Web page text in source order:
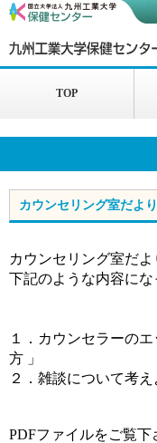
TOP
カウンセリング室だよ
カウンセリング室だよ
下記のような内容にな
１．カウンセラーの
方 」
２．雑談について考え
PDFファイルをご覧下